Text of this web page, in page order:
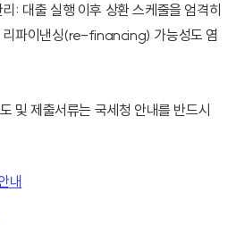
: 대출 실행 이후 상환 스케줄을 엄격히
리파이낸싱(re-financing) 가능성도 염
및 제출서류는 국세청 안내를 반드시
내